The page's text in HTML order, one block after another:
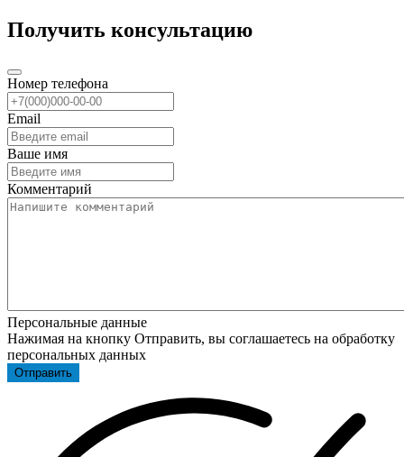
Получить консультацию
Номер телефона
Email
Ваше имя
Комментарий
Персональные данные
Нажимая на кнопку Отправить, вы соглашаетесь на обработку
персональных данных
Отправить